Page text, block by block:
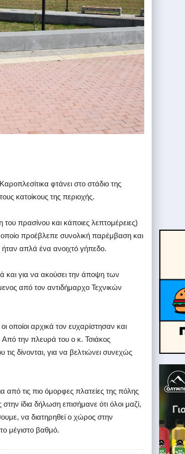
φτάνει στο στάδιο της
κατοίκους της περιοχής.
πρασίνου και κάποιες λεπτομέρειες)
οποίο προέβλεπε συνολική παρέμβαση και
απλά ένα ανοιχτό γήπεδο.
και για να ακούσει την άποψη των
από τον αντιδήμαρχο Τεχνικών
αρχικά τον ευχαρίστησαν και
την πλευρά του ο κ. Τσιάκος
τις δίνονται, για να βελτιώνει συνεχώς
από τις πιο όμορφες πλατείες της πόλης
ίδια δήλωση επισήμανε ότι όλοι μαζί,
να διατηρηθεί ο χώρος στην
μέγιστο βαθμό.